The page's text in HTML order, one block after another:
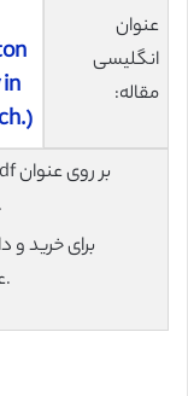
عنوان
انگلیسی
مقاله:
برای خرید و
عنوان فارسی مقاله کلیک کنید.